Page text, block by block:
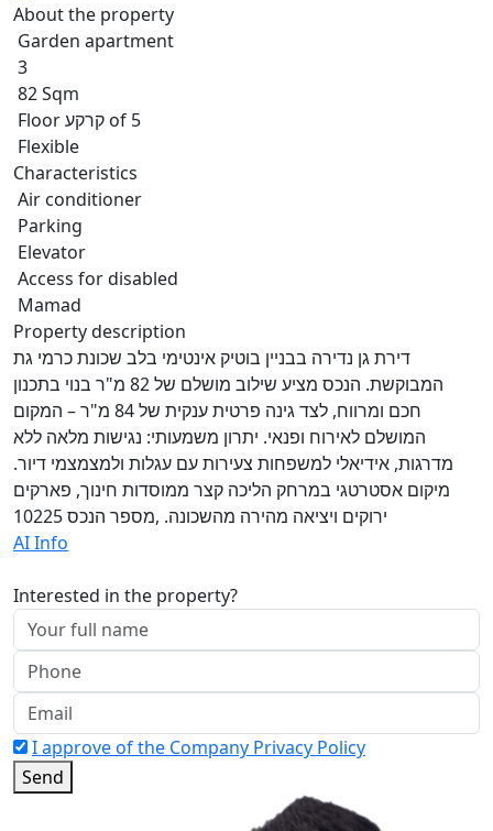
About the property
Garden apartment
3
82 Sqm
Floor קרקע of 5
Flexible
Characteristics
Air conditioner
Parking
Elevator
Access for disabled
Mamad
Property description
דירת גן נדירה בבניין בוטיק אינטימי בלב שכונת כרמי גת
המבוקשת. הנכס מציע שילוב מושלם של 82 מ"ר בנוי בתכנון
חכם ומרווח, לצד גינה פרטית ענקית של 84 מ"ר – המקום
המושלם לאירוח ופנאי. יתרון משמעותי: נגישות מלאה ללא
מדרגות, אידיאלי למשפחות צעירות עם עגלות ולמצמצמי דיור.
מיקום אסטרטגי במרחק הליכה קצר ממוסדות חינוך, פארקים
ירוקים ויציאה מהירה מהשכונה. ,מספר הנכס 10225
AI Info
Interested in the property?
I approve of the Company Privacy Policy
Send